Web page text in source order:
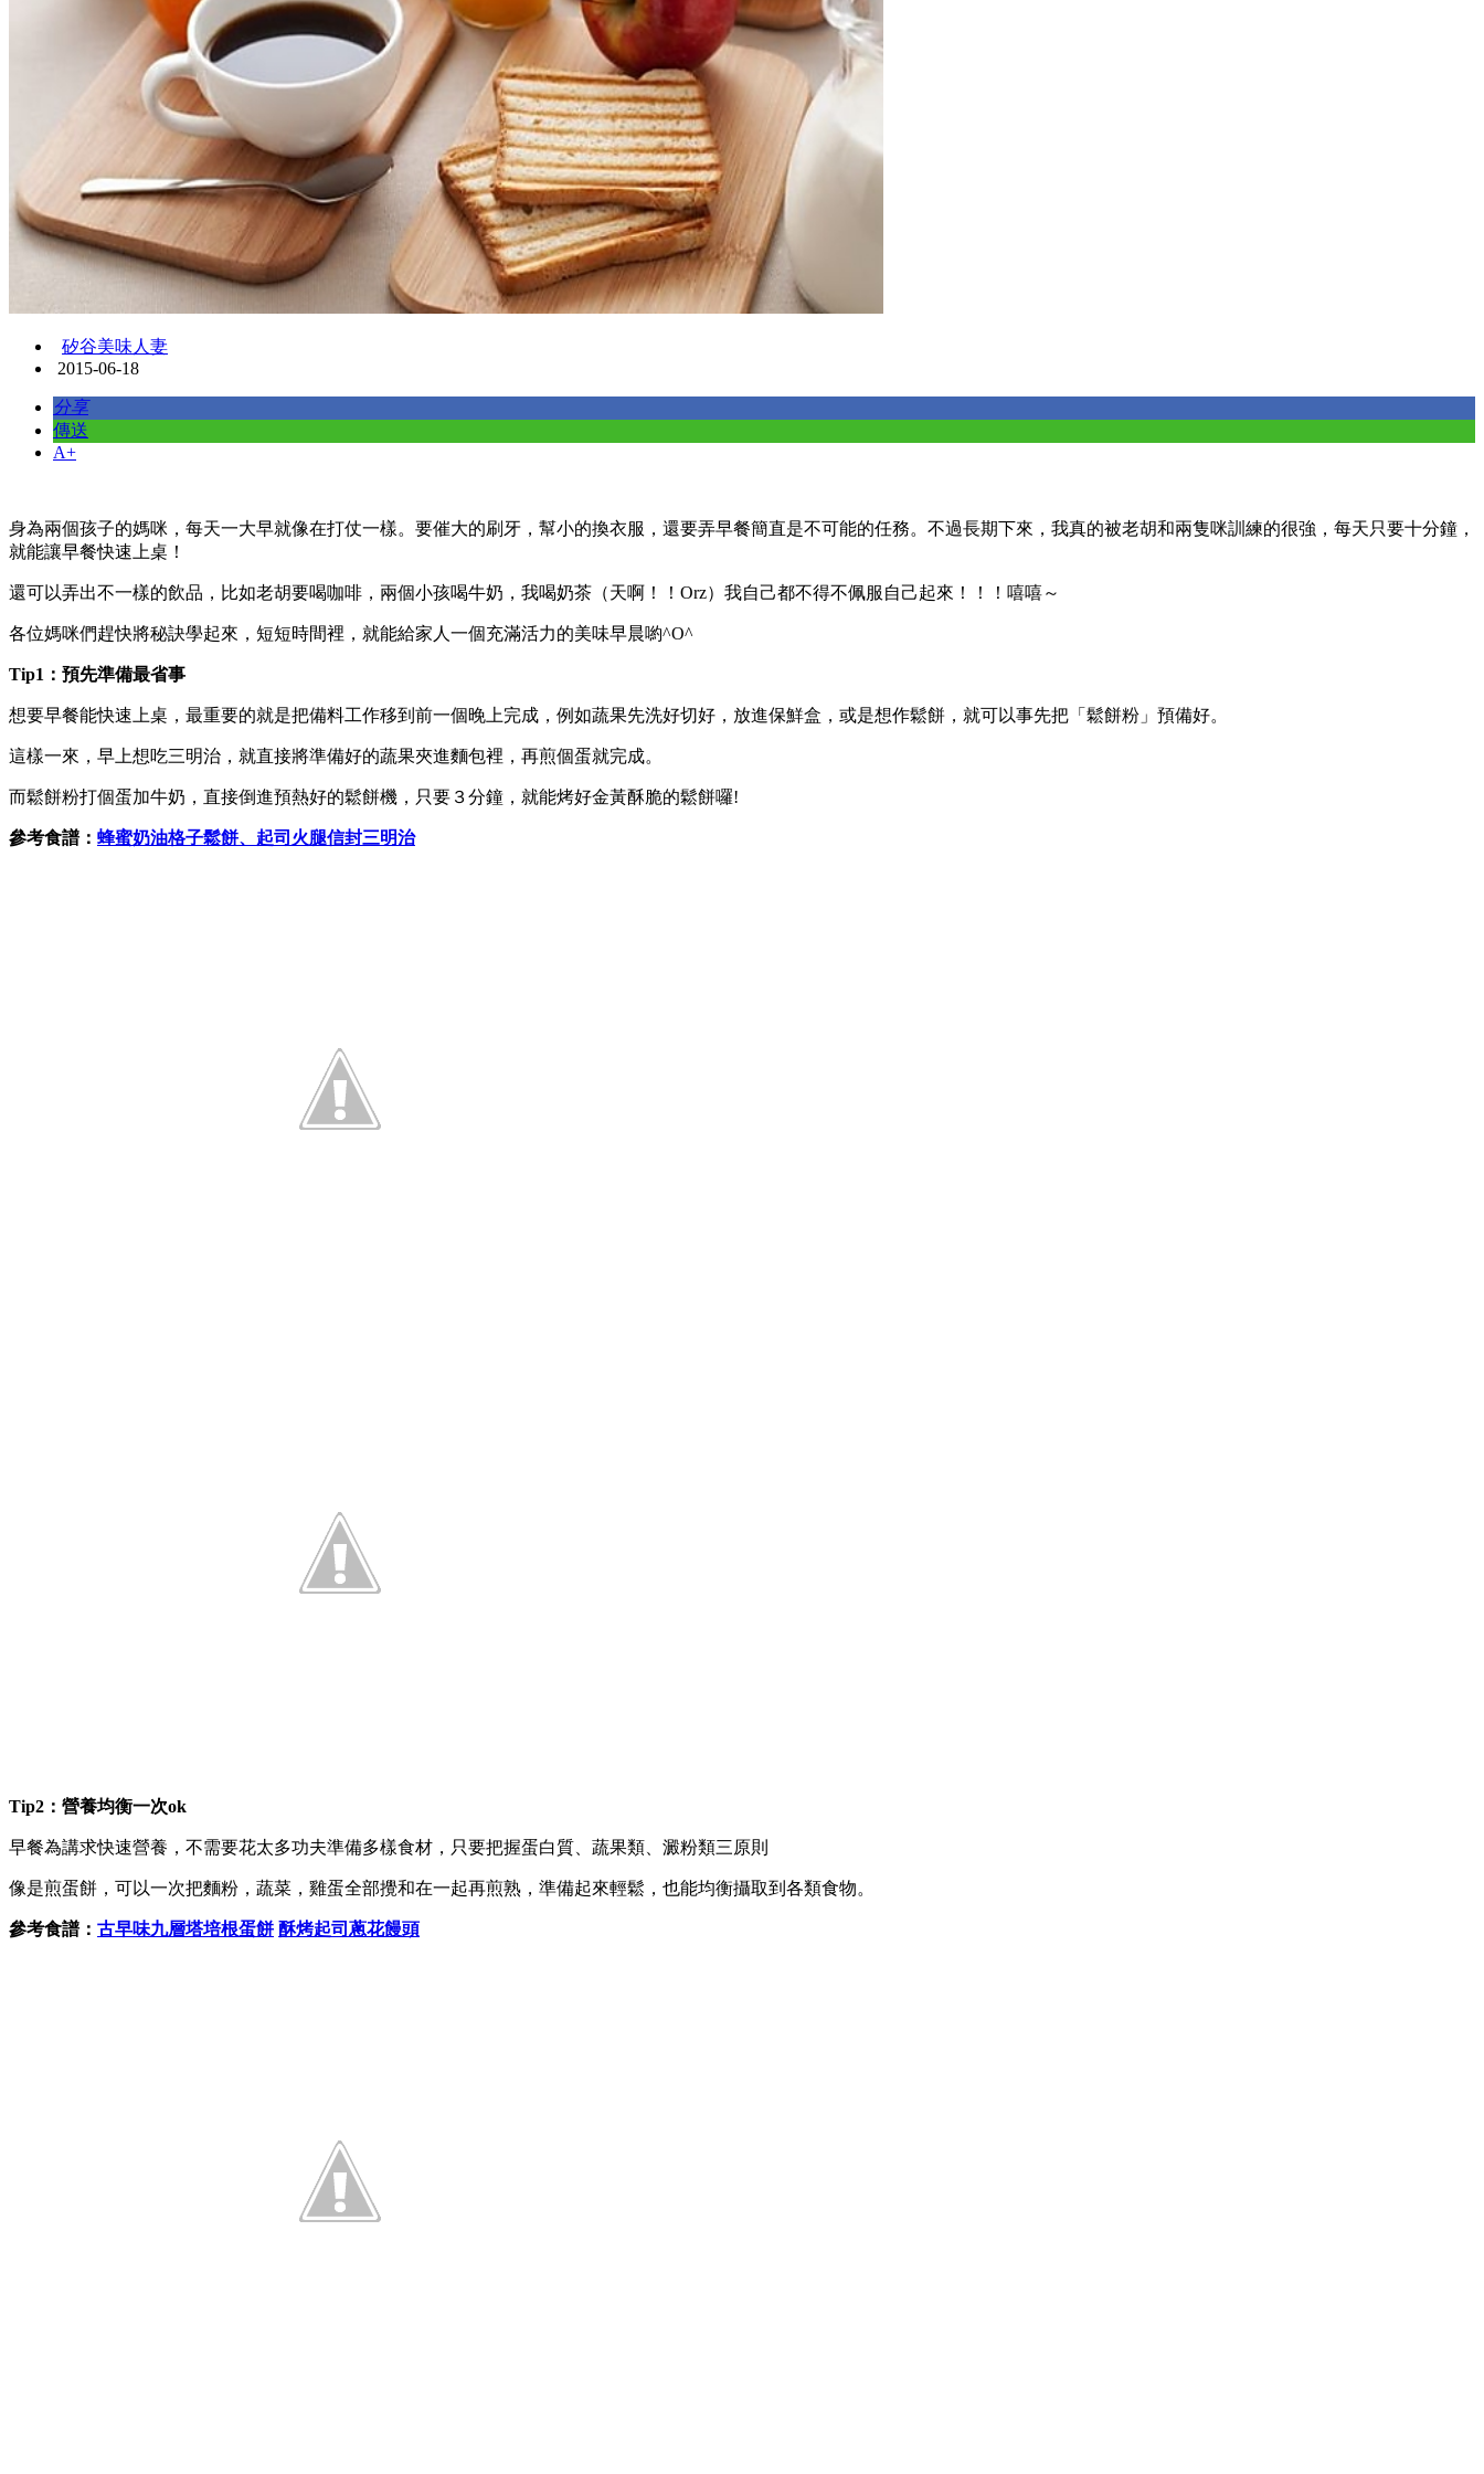
矽谷美味人妻
2015-06-18
分享
傳送
A+
身為兩個孩子的媽咪，每天一大早就像在打仗一樣。要催大的刷牙，幫小的換衣服，還要弄早餐簡直是不可能的任務。不過長期下來，我真的被老胡和兩隻咪訓練的很強，每天只要十分鐘，
就能讓早餐快速上桌！
還可以弄出不一樣的飲品，比如老胡要喝咖啡，兩個小孩喝牛奶，我喝奶茶（天啊！！Orz）我自己都不得不佩服自己起來！！！嘻嘻～
各位媽咪們趕快將秘訣學起來，短短時間裡，就能給家人一個充滿活力的美味早晨喲^O^
Tip1：預先準備最省事
想要早餐能快速上桌，最重要的就是把備料工作移到前一個晚上完成，例如蔬果先洗好切好，放進保鮮盒，或是想作鬆餅，就可以事先把「鬆餅粉」預備好。
這樣一來，早上想吃三明治，就直接將準備好的蔬果夾進麵包裡，再煎個蛋就完成。
而鬆餅粉打個蛋加牛奶，直接倒進預熱好的鬆餅機，只要３分鐘，就能烤好金黃酥脆的鬆餅囉!
參考食譜： 蜂蜜奶油格子鬆餅、起司火腿信封三明治
Tip2：營養均衡一次ok
早餐為講求快速營養，不需要花太多功夫準備多樣食材，只要把握蛋白質、蔬果類、澱粉類三原則
像是煎蛋餅，可以一次把麵粉，蔬菜，雞蛋全部攪和在一起再煎熟，準備起來輕鬆，也能均衡攝取到各類食物。
參考食譜： 古早味九層塔培根蛋餅 酥烤起司蔥花饅頭